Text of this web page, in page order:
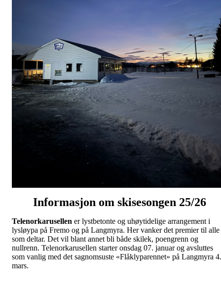
Informasjon om skisesongen 25/26
Telenorkarusellen er lystbetonte og uhøytidelige arrangement i
lysløypa på Fremo og på Langmyra. Her vanker det premier til alle
som deltar. Det vil blant annet bli både skilek, poengrenn og
nullrenn. Telenorkarusellen starter onsdag 07. januar og avsluttes
som vanlig med det sagnomsuste «Flåklyparennet» på Langmyra 4.
mars.